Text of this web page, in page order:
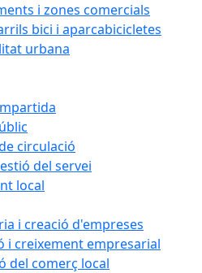
i zones comercials
bici i aparcabicicletes
urbana
circulació
del servei
local
i creació d'empreses
i creixement empresarial
del comerç local